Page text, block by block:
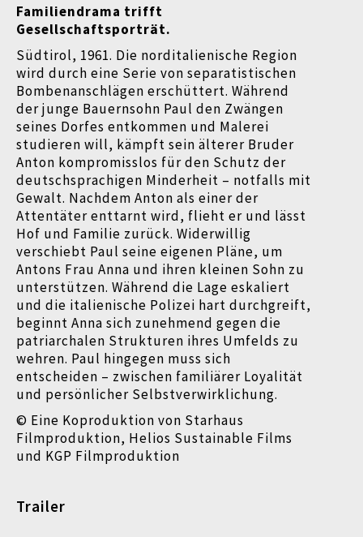
Familiendrama trifft
Gesellschaftsporträt.
Südtirol, 1961. Die norditalienische Region
wird durch eine Serie von separatistischen
Bombenanschlägen erschüttert. Während
der junge Bauernsohn Paul den Zwängen
seines Dorfes entkommen und Malerei
studieren will, kämpft sein älterer Bruder
Anton kompromisslos für den Schutz der
deutschsprachigen Minderheit – notfalls mit
Gewalt. Nachdem Anton als einer der
Attentäter enttarnt wird, flieht er und lässt
Hof und Familie zurück. Widerwillig
verschiebt Paul seine eigenen Pläne, um
Antons Frau Anna und ihren kleinen Sohn zu
unterstützen. Während die Lage eskaliert
und die italienische Polizei hart durchgreift,
beginnt Anna sich zunehmend gegen die
patriarchalen Strukturen ihres Umfelds zu
wehren. Paul hingegen muss sich
entscheiden – zwischen familiärer Loyalität
und persönlicher Selbstverwirklichung.
© Eine Koproduktion von Starhaus
Filmproduktion, Helios Sustainable Films
und KGP Filmproduktion
Trailer